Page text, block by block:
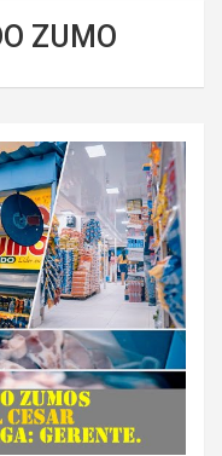
ZUMO